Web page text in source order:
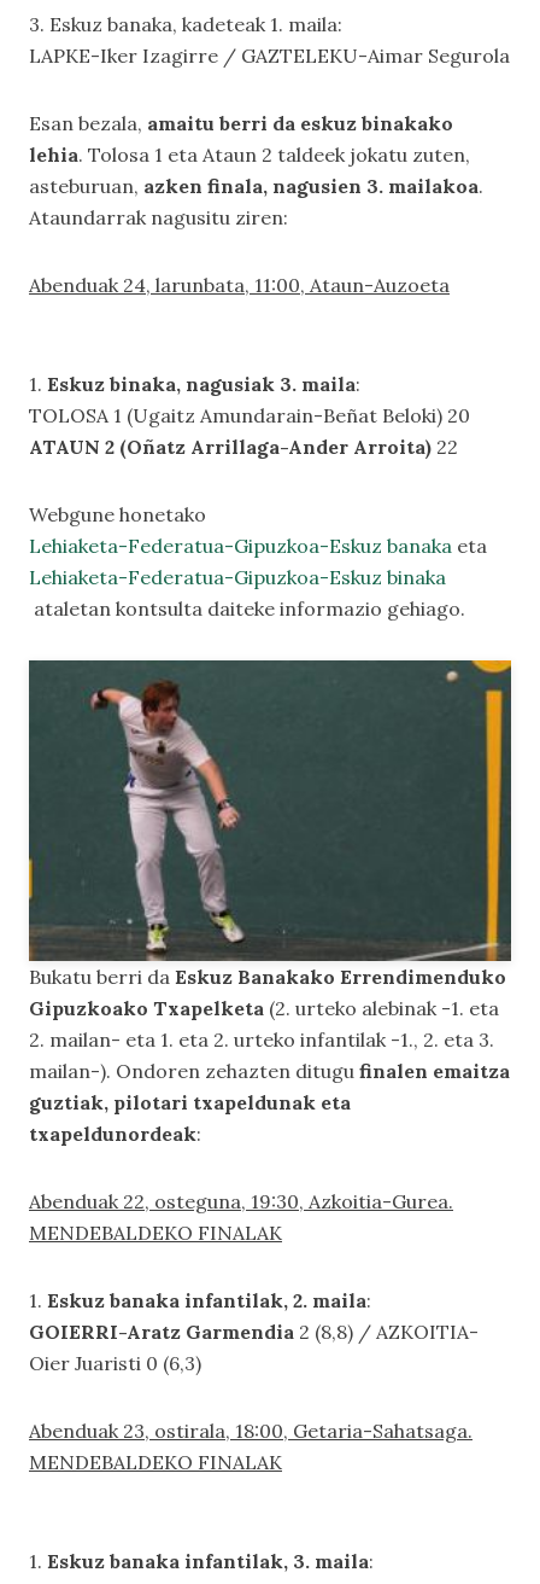
3. Eskuz banaka, kadeteak 1. maila:
LAPKE-Iker Izagirre / GAZTELEKU-Aimar Segurola
Esan bezala, amaitu berri da eskuz binakako
lehia. Tolosa 1 eta Ataun 2 taldeek jokatu zuten,
asteburuan, azken finala, nagusien 3. mailakoa.
Ataundarrak nagusitu ziren:
Abenduak 24, larunbata, 11:00, Ataun-Auzoeta
1. Eskuz binaka, nagusiak 3. maila:
TOLOSA 1 (Ugaitz Amundarain-Beñat Beloki) 20
ATAUN 2 (Oñatz Arrillaga-Ander Arroita) 22
Webgune honetako
Lehiaketa-Federatua-Gipuzkoa-Eskuz banaka eta
Lehiaketa-Federatua-Gipuzkoa-Eskuz binaka
ataletan kontsulta daiteke informazio gehiago.
Bukatu berri da Eskuz Banakako Errendimenduko
Gipuzkoako Txapelketa (2. urteko alebinak -1. eta
2. mailan- eta 1. eta 2. urteko infantilak -1., 2. eta 3.
mailan-). Ondoren zehazten ditugu finalen emaitza
guztiak, pilotari txapeldunak eta
txapeldunordeak:
Abenduak 22, osteguna, 19:30, Azkoitia-Gurea.
MENDEBALDEKO FINALAK
1. Eskuz banaka infantilak, 2. maila:
GOIERRI-Aratz Garmendia 2 (8,8) / AZKOITIA-
Oier Juaristi 0 (6,3)
Abenduak 23, ostirala, 18:00, Getaria-Sahatsaga.
MENDEBALDEKO FINALAK
1. Eskuz banaka infantilak, 3. maila: